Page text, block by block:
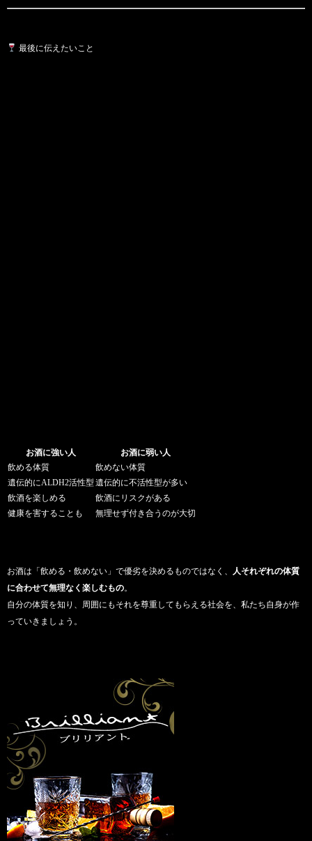
最後に伝えたいこと
お酒に強い人
お酒に弱い人
飲める体質
飲めない体質
遺伝的にALDH2活性型 遺伝的に不活性型が多い
飲酒を楽しめる
飲酒にリスクがある
健康を害することも
無理せず付き合うのが大切
お酒は「飲める・飲めない」で優劣を決めるものではなく、 人それぞれの体質
に合わせて無理なく楽しむもの。
自分の体質を知り、周囲にもそれを尊重してもらえる社会を、私たち自身が作
っていきましょう。